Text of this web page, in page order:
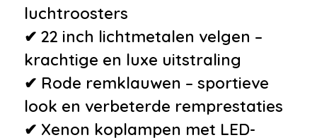
luchtroosters
✔ 22 inch lichtmetalen velgen –
krachtige en luxe uitstraling
✔ Rode remklauwen – sportieve
look en verbeterde remprestaties
✔ Xenon koplampen met LED-